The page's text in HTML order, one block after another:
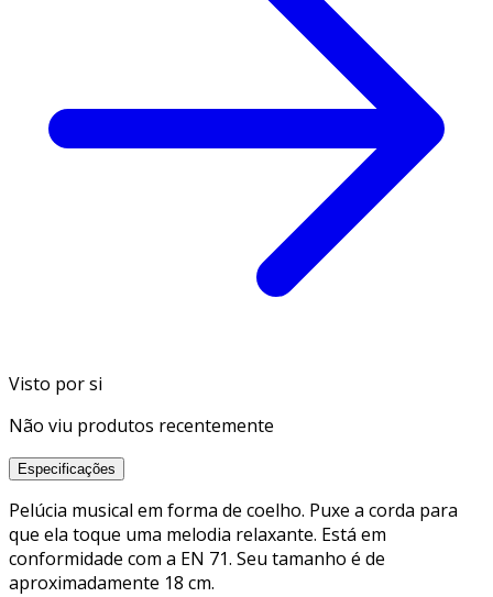
Visto por si
Não viu produtos recentemente
Especificações
Pelúcia musical em forma de coelho. Puxe a corda para
que ela toque uma melodia relaxante. Está em
conformidade com a EN 71. Seu tamanho é de
aproximadamente 18 cm.